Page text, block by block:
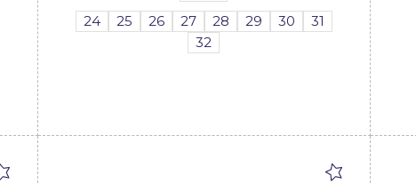
24
25 26 27 28 29 30
31
32